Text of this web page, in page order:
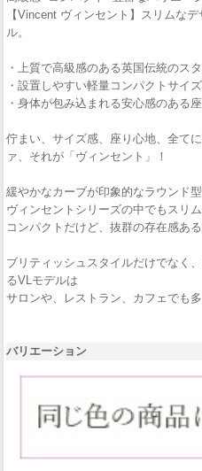
【Vincent ヴィンセント】スリムな
ル。
・上質で高級感のある英国伝統のスタ
・設置しやすい軽量コンパクトサイズ
・身体が包み込まれる安心感のある座
佇まい、サイズ感、座り心地、全て
ァ、それが「ヴィンセント」！
緩やかなカーブが印象的なラウンド
ヴィンセントシリーズの中でもスリ
コンパクトだけど、抜群の存在感ある
ブリティッシュスタイルだけでなく
るVLモデルは
サロンや、レストラン、カフェでも
バリエーション